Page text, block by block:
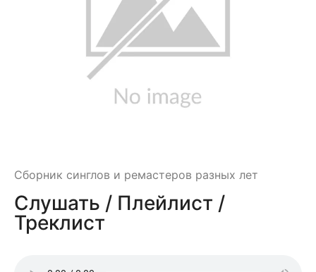
Сборник синглов и ремастеров разных лет
Слушать / Плейлист /
Треклист